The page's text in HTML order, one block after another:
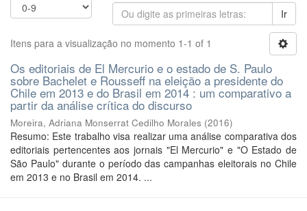
Ir
Itens para a visualização no momento 1-1 of 1
Os editoriais de El Mercurio e o estado de S. Paulo
sobre Bachelet e Rousseff na eleição a presidente do
Chile em 2013 e do Brasil em 2014 : um comparativo a
partir da análise crítica do discurso
Moreira, Adriana Monserrat Cedilho Morales (2016)
Resumo: Este trabalho visa realizar uma análise comparativa dos
editoriais pertencentes aos jornais "El Mercurio" e "O Estado de
São Paulo" durante o período das campanhas eleitorais no Chile
em 2013 e no Brasil em 2014. ...